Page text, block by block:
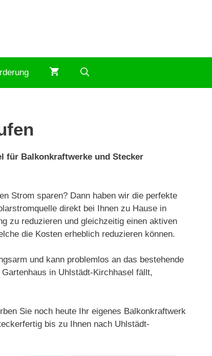
für Balkonkraftwerke und Stecker
Strom sparen? Dann haben wir die perfekte
direkt bei Ihnen zu Hause in
zu reduzieren und gleichzeitig einen aktiven
die Kosten erheblich reduzieren können.
und kann problemlos an das bestehende
in Uhlstädt-Kirchhasel fällt,
Sie noch heute Ihr eigenes Balkonkraftwerk
bis zu Ihnen nach Uhlstädt-